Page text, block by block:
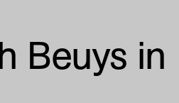
Beuys in